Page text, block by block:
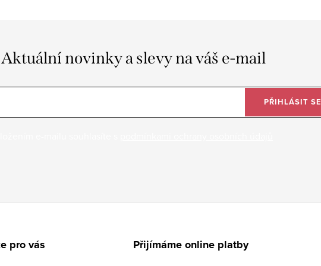
Aktuální novinky a slevy na váš e-mail
PŘIHLÁSIT SE
pro vás Přijímáme online platby